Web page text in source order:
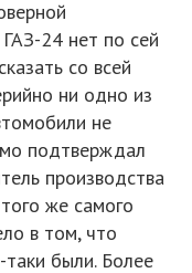
24 нет по сей
со всей
ни одно из
не
подтверждал
производства
же самого
в том, что
таки были. Более